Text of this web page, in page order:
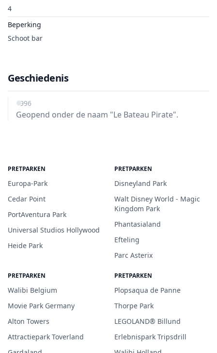
4
Beperking
Schoot bar
Geschiedenis
1996
Geopend onder de naam "Le Bateau Pirate".
PRETPARKEN
Europa-Park
Cedar Point
PortAventura Park
Universal Studios Hollywood
Heide Park
PRETPARKEN
Disneyland Park
Walt Disney World - Magic
Kingdom Park
Phantasialand
Efteling
Parc Asterix
PRETPARKEN
Walibi Belgium
Movie Park Germany
Alton Towers
Attractiepark Toverland
PRETPARKEN
Plopsaqua de Panne
Thorpe Park
LEGOLAND® Billund
Erlebnispark Tripsdrill